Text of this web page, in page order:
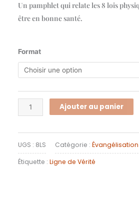
Un pamphlet qui relate les 8 lois
être en bonne santé.
Format
quantité
de
lois
EN)
Ajouter au panier
UGS : 8LS Catégorie : Évangélisation
Étiquette : Ligne de Vérité